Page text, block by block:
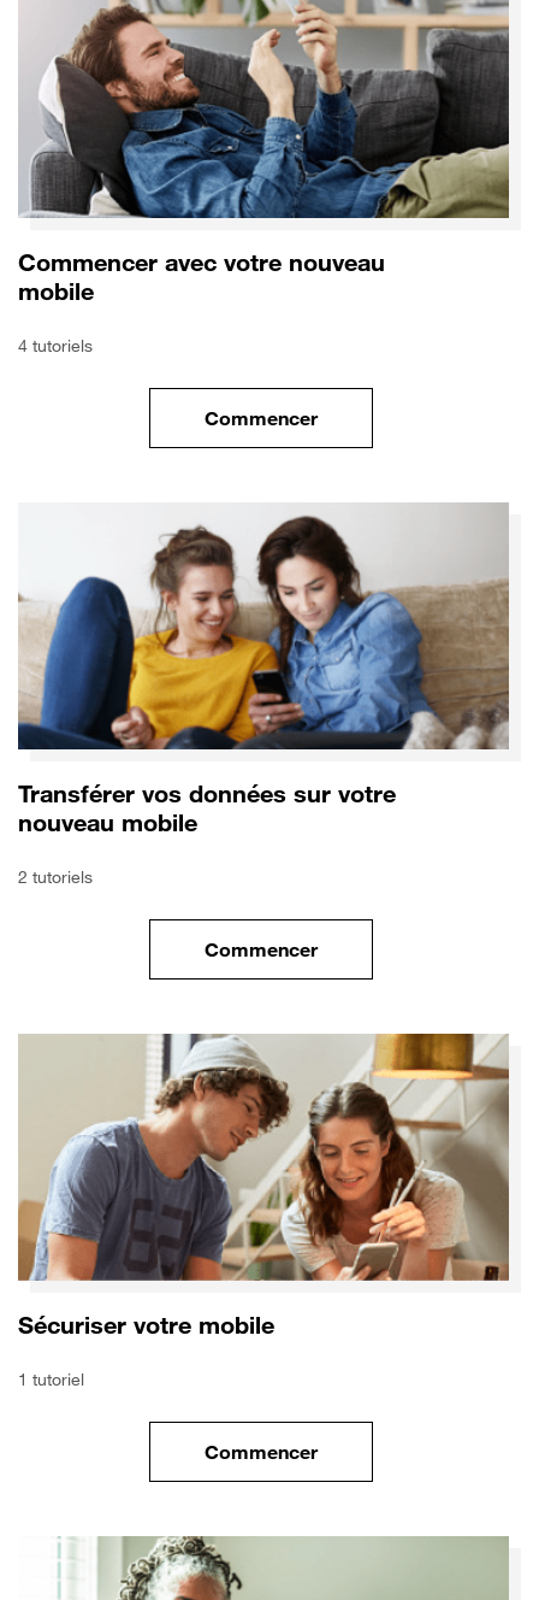
Commencer avec votre nouveau
mobile
4 tutoriels
Commencerle tuto pour Commencer avec
Transférer vos données sur votre
nouveau mobile
2 tutoriels
Commencerle tuto pour Transférer vos
Sécuriser votre mobile
1 tutoriel
Commencerle tuto pour Sécuriser votre